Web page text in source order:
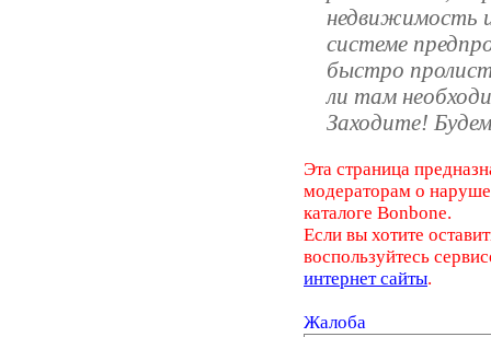
недвижимость
системе
быстро
ли там
Заходите!
Эта страница
модераторам о
каталоге Bonbone.
Если вы хотите
воспользуйтесь
интернет сайты.
Жалоба